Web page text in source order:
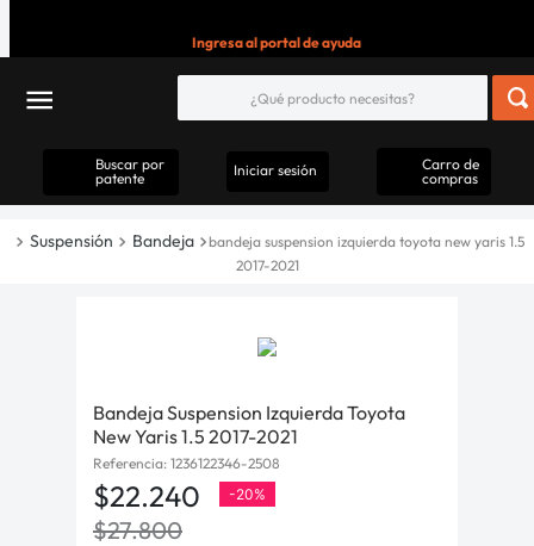
Ingresa al portal de ayuda
Buscar por
patente
Iniciar sesión
Carro de
compras
Suspensión Bandeja
bandeja suspension izquierda toyota new yaris 1.5
2017-2021
Bandeja Suspension Izquierda Toyota
New Yaris 1.5 2017-2021
Referencia: 1236122346-2508
$22.240 -20%
$27.800